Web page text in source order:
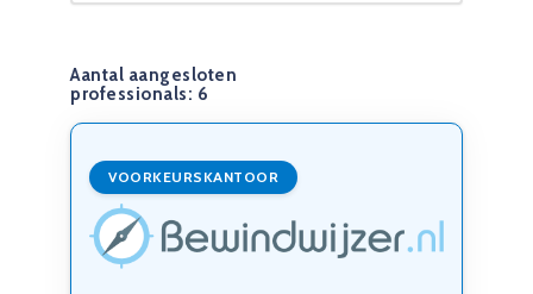
Aantal aangesloten
professionals: 6
VOORKEURSKANTOOR